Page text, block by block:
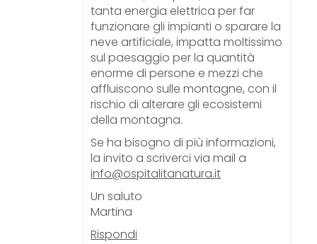
tanta energia elettrica per far
funzionare gli impianti o sparare la
neve artificiale, impatta moltissimo
sul paesaggio per la quantità
enorme di persone e mezzi che
affluiscono sulle montagne, con il
rischio di alterare gli ecosistemi
della montagna.
Se ha bisogno di più informazioni,
la invito a scriverci via mail a
info@ospitalitanatura.it
Un saluto
Martina
Rispondi